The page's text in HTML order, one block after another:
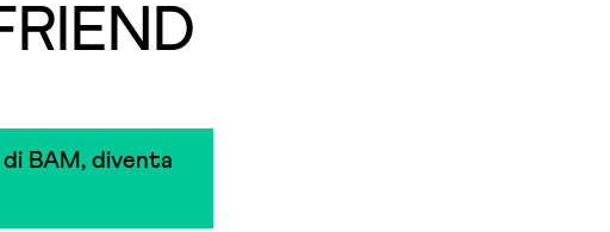
BAM, diventa